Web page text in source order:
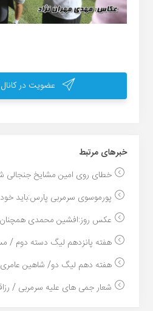
عضویت در کانال
خبر‌های مرتبط
خطای روی امین مشایخ جنجالی
پورموسوی سرمربی پارس:باید
عکس روز:افشین محمدی
هفته پانزدهم لیگ دسته دوم / مس
هفته دهم لیگ دو/ شاهین عامری 0 عقاب تهران 0 / نب...
شعار جمی های علیه سرمربی /